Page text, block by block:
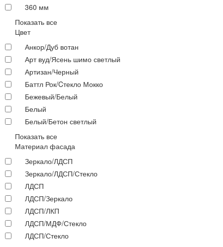
360 мм
Показать все
Цвет
Анкор/Дуб вотан
Арт вуд/Ясень шимо светлый
Артизан/Черный
Баттл Рок/Cтекло Мокко
Бежевый/Белый
Белый
Белый/Бетон светлый
Показать все
Материал фасада
Зеркало/ЛДСП
Зеркало/ЛДСП/Стекло
ЛДСП
ЛДСП/Зеркало
ЛДСП/ЛКП
ЛДСП/МДФ/Стекло
ЛДСП/Стекло